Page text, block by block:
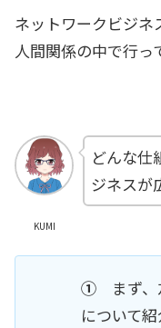
ネットワークビジネ
人間関係の中で行っ
KUMI
どんな仕
ジネスが
① まず
について紹